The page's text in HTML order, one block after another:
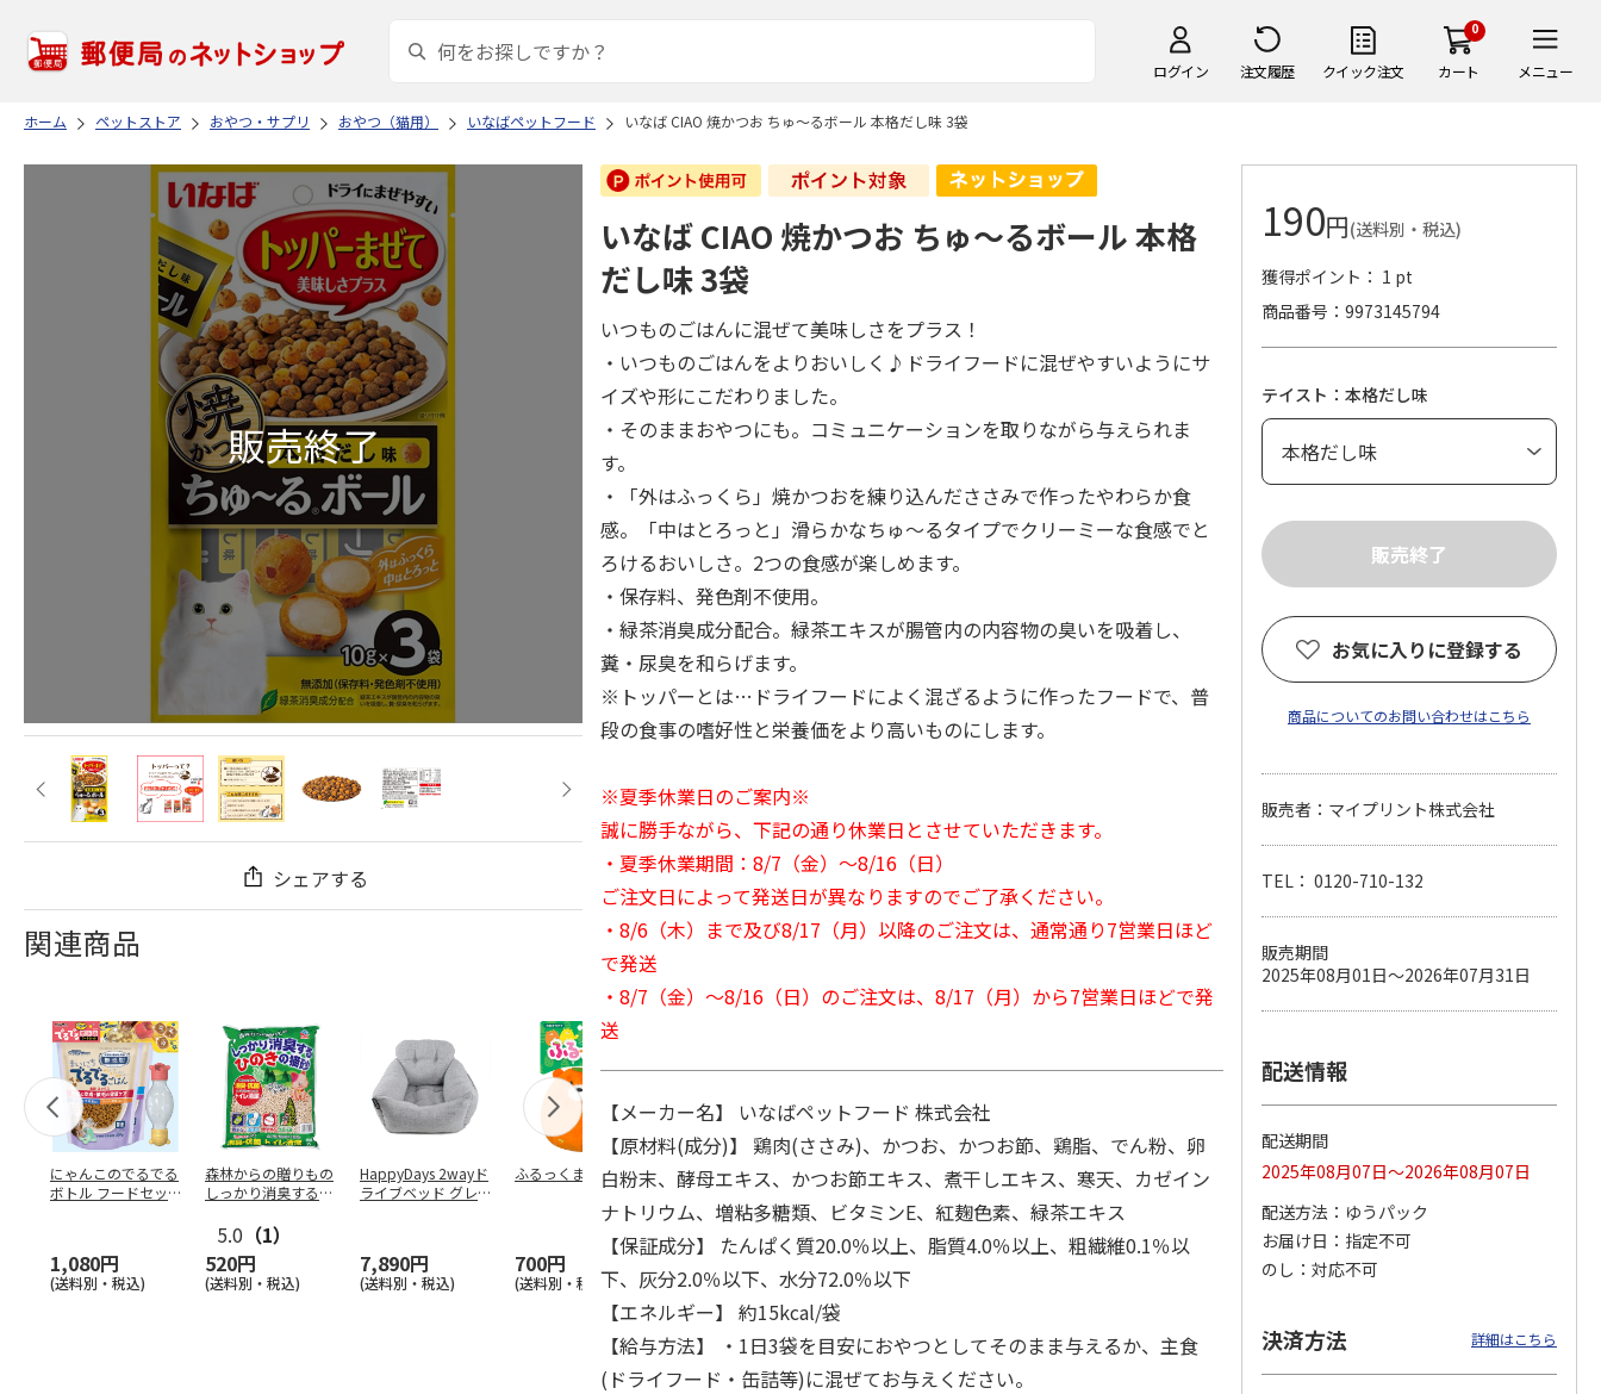
ログイン 注文履歴 クイック注文
0
カート メニュー
ホーム ペットストア おやつ・サプリ おやつ（猫用） いなばペットフード いなば CIAO 焼かつお ちゅ～るボール 本格だし味 3袋
シェアする
関連商品
にゃんこのでるでる
ボトル フードセッ
1,080円
(送料別・税込)
森林からの贈りもの
しっかり消臭するひ
5.0 （1）
520円
(送料別・税込)
HappyDays 2wayド
ライブベッド グレ
7,890円
(送料別・税込)
ふるっくま みかん
700円
(送料別・税込)
デオトイレ 飛び散
らない消臭・抗菌サ
ンド 4L
1,320円
(送料別・税込)
獣医師開発 ニオイ
をとる砂専用 猫ト
イレ ナチュラルグ
1,550円
(送料別・税込)
無添加良品 カムカ
ムデンタルコーン
ぐるぐるボーン型 S
470円
銀のスプーン パウ
チ 健康に育つ子ね
120円
ペット線香 虹のか
ローラルの香り
590円
(送料別・税込)
CIAO 香り立つクラ
いなば CIAO 焼かつお ちゅ～るボール 本格
だし味 3袋
いつものごはんに混ぜて美味しさをプラス！
・いつものごはんをよりおいしく♪ドライフードに混ぜやすいようにサ
イズや形にこだわりました。
・そのままおやつにも。コミュニケーションを取りながら与えられま
す。
・「外はふっくら」焼かつおを練り込んだささみで作ったやわらか食
感。「中はとろっと」滑らかなちゅ～るタイプでクリーミーな食感でと
ろけるおいしさ。2つの食感が楽しめます。
・保存料、発色剤不使用。
・緑茶消臭成分配合。緑茶エキスが腸管内の内容物の臭いを吸着し、
糞・尿臭を和らげます。
※トッパーとは…ドライフードによく混ざるように作ったフードで、普
段の食事の嗜好性と栄養価をより高いものにします。
※夏季休業日のご案内※
誠に勝手ながら、下記の通り休業日とさせていただきます。
・夏季休業期間：8/7（金）～8/16（日）
ご注文日によって発送日が異なりますのでご了承ください。
・8/6（木）まで及び8/17（月）以降のご注文は、通常通り7営業日ほど
で発送
・8/7（金）～8/16（日）のご注文は、8/17（月）から7営業日ほどで発
送
【メーカー名】 いなばペットフード 株式会社
【原材料(成分)】 鶏肉(ささみ)、かつお、かつお節、鶏脂、でん粉、卵
白粉末、酵母エキス、かつお節エキス、煮干しエキス、寒天、カゼイン
ナトリウム、増粘多糖類、ビタミンE、紅麹色素、緑茶エキス
【保証成分】 たんぱく質20.0％以上、脂質4.0％以上、粗繊維0.1％以
下、灰分2.0％以下、水分72.0％以下
【エネルギー】 約15kcal/袋
【給与方法】 ・1日3袋を目安におやつとしてそのまま与えるか、主食
(ドライフード・缶詰等)に混ぜてお与えください。
190円(送料別・税込)
獲得ポイント： 1 pt
商品番号
9973145794
テイスト：本格だし味
お気に入りに登録する
商品についてのお問い合わせはこちら
販売者：マイプリント株式会社
TEL： 0120-710-132
販売期間
2025年08月01日～2026年07月31日
配送情報
配送期間
2025年08月07日～2026年08月07日
配送方法
ゆうパック
お届け日
指定不可
のし
対応不可
決済方法 詳細はこちら